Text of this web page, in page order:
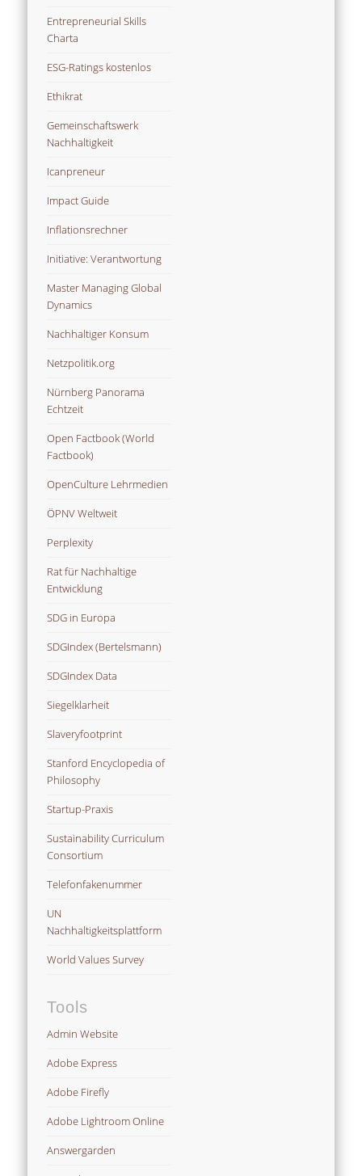
Entrepreneurial Skills
Charta
ESG-Ratings kostenlos
Ethikrat
Gemeinschaftswerk
Nachhaltigkeit
Icanpreneur
Impact Guide
Inflationsrechner
Initiative: Verantwortung
Master Managing Global
Dynamics
Nachhaltiger Konsum
Netzpolitik.org
Nürnberg Panorama
Echtzeit
Open Factbook (World
Factbook)
OpenCulture Lehrmedien
ÖPNV Weltweit
Perplexity
Rat für Nachhaltige
Entwicklung
SDG in Europa
SDGIndex (Bertelsmann)
SDGIndex Data
Siegelklarheit
Slaveryfootprint
Stanford Encyclopedia of
Philosophy
Startup-Praxis
Sustainability Curriculum
Consortium
Telefonfakenummer
UN
Nachhaltigkeitsplattform
World Values Survey
Tools
Admin Website
Adobe Express
Adobe Firefly
Adobe Lightroom Online
Answergarden